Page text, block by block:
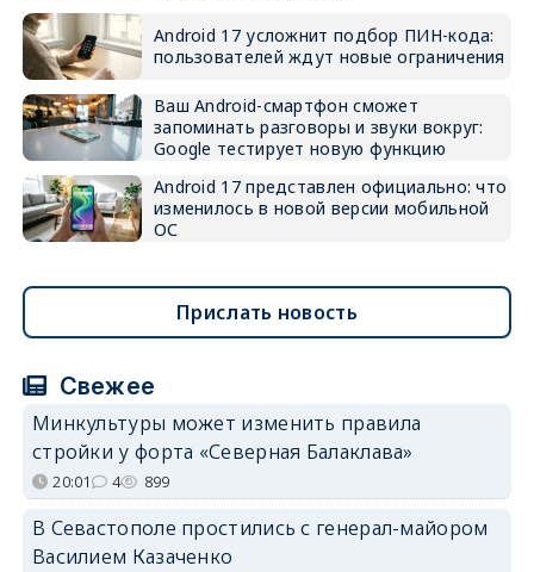
Android 17 усложнит подбор ПИН-кода:
пользователей ждут новые ограничения
Ваш Android-смартфон сможет
запоминать разговоры и звуки вокруг:
Google тестирует новую функцию
Android 17 представлен официально: что
изменилось в новой версии мобильной
ОС
Прислать новость
Свежее
Минкультуры может изменить правила
стройки у форта «Северная Балаклава»
20:01 4 899
В Севастополе простились с генерал-майором
Василием Казаченко